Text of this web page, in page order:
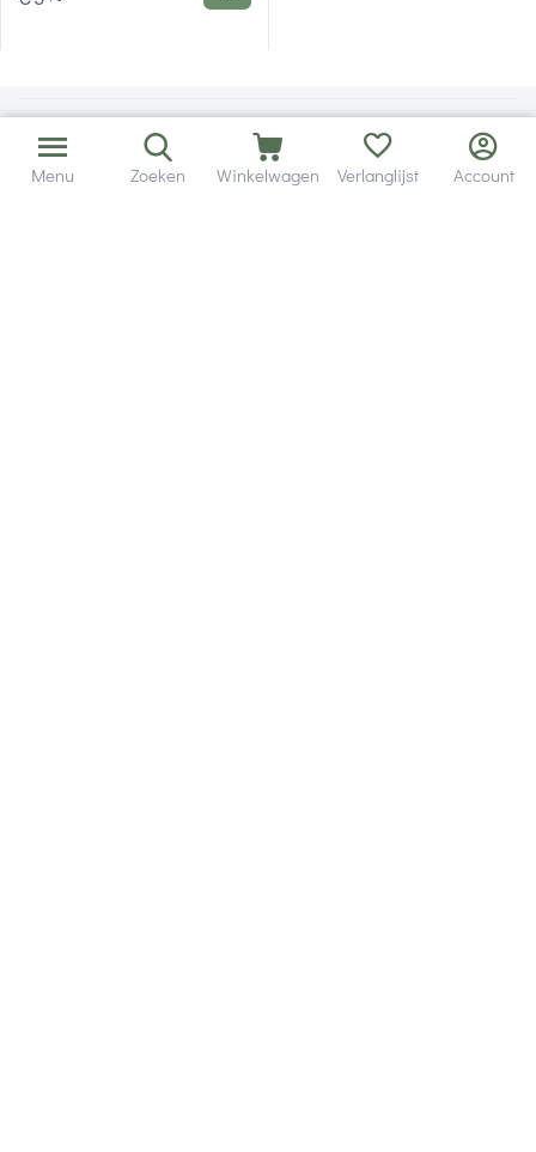
Menu Zoeken Winkelwagen Verlanglijst Account